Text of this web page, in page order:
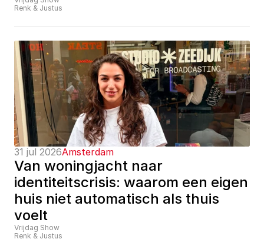
Renk & Justus
31 jul 2026Amsterdam
Van woningjacht naar
identiteitscrisis: waarom een eigen
huis niet automatisch als thuis
voelt
Vrijdag Show
Renk & Justus